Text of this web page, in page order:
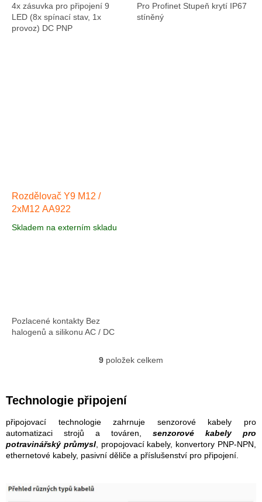
4x zásuvka pro připojení 9
LED (8x spínací stav, 1x
provoz) DC PNP
Pro Profinet Stupeň krytí IP67
stíněný
Rozdělovač Y9 M12 /
2xM12 AA922
Skladem na externím skladu
Pozlacené kontakty Bez
halogenů a silikonu AC / DC
O
a
c
í
p
9 položek celkem
Technologie připojení
připojovací technologie zahrnuje senzorové kabely pro
automatizaci strojů a továren, senzorové kabely pro
potravinářský průmysl, propojovací kabely, konvertory PNP-NPN,
ethernetové kabely, pasivní děliče a příslušenství pro připojení.